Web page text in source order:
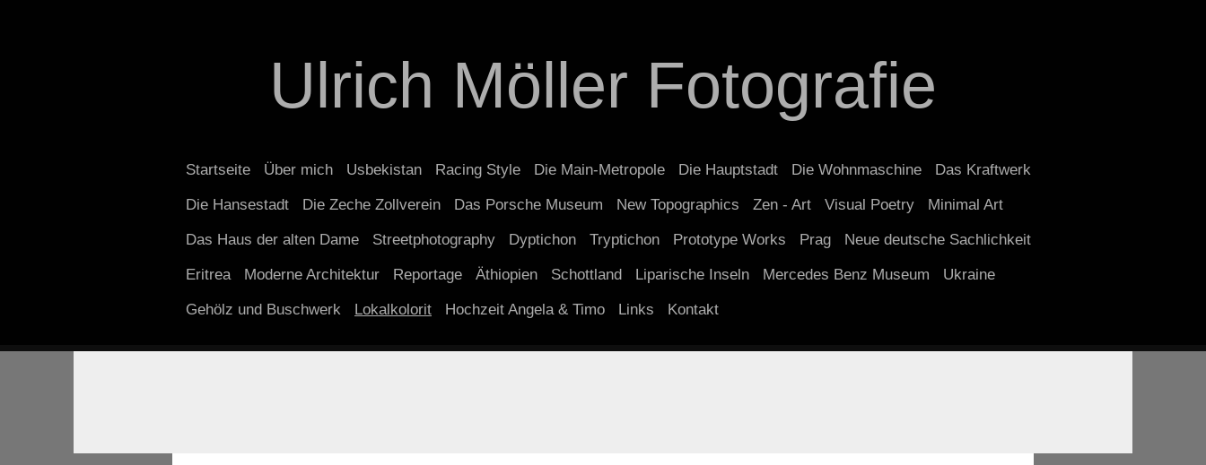
Ulrich Möller Fotografie
Startseite Über mich Usbekistan Racing Style Die Main-Metropole Die Hauptstadt Die Wohnmaschine Das Kraftwerk
Die Hansestadt Die Zeche Zollverein Das Porsche Museum New Topographics Zen - Art Visual Poetry Minimal Art
Das Haus der alten Dame Streetphotography Dyptichon Tryptichon Prototype Works Prag Neue deutsche Sachlichkeit
Eritrea Moderne Architektur Reportage Äthiopien Schottland Liparische Inseln Mercedes Benz Museum Ukraine
Gehölz und Buschwerk Lokalkolorit Hochzeit Angela & Timo Links Kontakt